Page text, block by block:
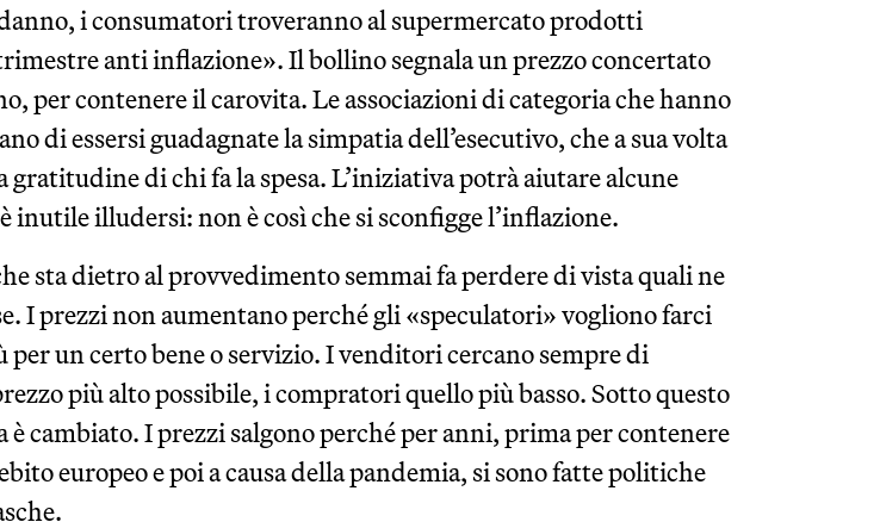
i consumatori troveranno al supermercato prodotti
anti inflazione». Il bollino segnala un prezzo concertato
per contenere il carovita. Le associazioni di categoria che hanno
di essersi guadagnate la simpatia dell’esecutivo, che a sua volta
gratitudine di chi fa la spesa. L’iniziativa potrà aiutare alcune
inutile illudersi: non è così che si sconfigge l’inflazione.
sta dietro al provvedimento semmai fa perdere di vista quali ne
I prezzi non aumentano perché gli «speculatori» vogliono farci
per un certo bene o servizio. I venditori cercano sempre di
più alto possibile, i compratori quello più basso. Sotto questo
cambiato. I prezzi salgono perché per anni, prima per contenere
europeo e poi a causa della pandemia, si sono fatte politiche